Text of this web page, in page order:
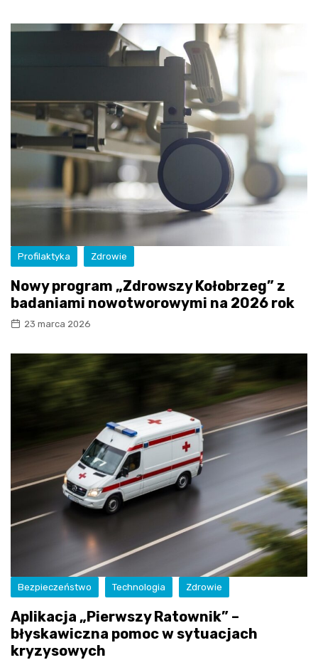
Profilaktyka Zdrowie
Nowy program „Zdrowszy Kołobrzeg” z
badaniami nowotworowymi na 2026 rok
23 marca 2026
Bezpieczeństwo Technologia Zdrowie
Aplikacja „Pierwszy Ratownik” –
błyskawiczna pomoc w sytuacjach
kryzysowych